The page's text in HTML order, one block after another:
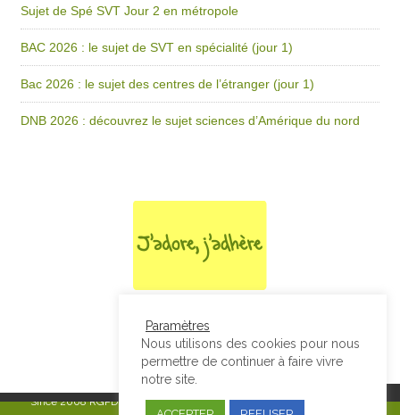
Sujet de Spé SVT Jour 2 en métropole
BAC 2026 : le sujet de SVT en spécialité (jour 1)
Bac 2026 : le sujet des centres de l’étranger (jour 1)
DNB 2026 : découvrez le sujet sciences d’Amérique du nord
Since 2008RGPD & Mentions Légales|Designed by Studio Thil - Site
Paramètres
Nous utilisons des cookies pour nous
permettre de continuer à faire vivre
notre site.